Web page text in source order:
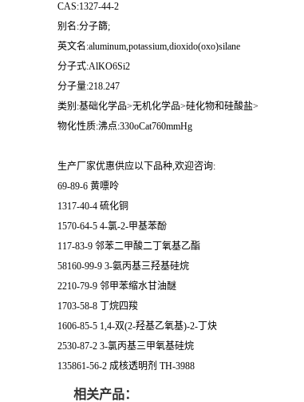
CAS:1327-44-2
别名:分子篩;
英文名:aluminum,potassium,dioxido(oxo)silane
分子式:AlKO6Si2
分子量:218.247
类别:基础化学品>无机化学品>硅化物和硅酸盐>
物化性质:沸点:330oCat760mmHg
生产厂家优惠供应以下品种,欢迎咨询:
69-89-6 黄嘌呤
1317-40-4 硫化铜
1570-64-5 4-氯-2-甲基苯酚
117-83-9 邻苯二甲酸二丁氧基乙酯
58160-99-9 3-氨丙基三羟基硅烷
2210-79-9 邻甲苯缩水甘油醚
1703-58-8 丁烷四羧
1606-85-5 1,4-双(2-羟基乙氧基)-2-丁炔
2530-87-2 3-氯丙基三甲氧基硅烷
135861-56-2 成核透明剂 TH-3988
相关产品：